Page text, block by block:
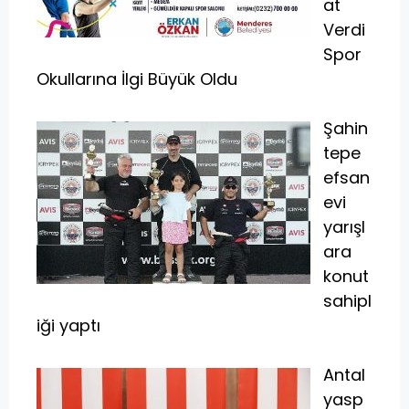
at
Verdi
Spor
Okullarına İlgi Büyük Oldu
Şahin
tepe
efsan
evi
yarışl
ara
konut
sahipl
iği yaptı
Antal
yasp